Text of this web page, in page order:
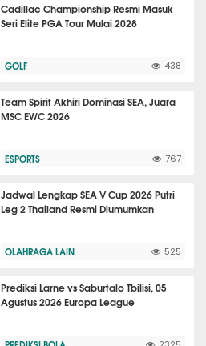
Cadillac Championship Resmi Masuk
Seri Elite PGA Tour Mulai 2028
GOLF 438
Team Spirit Akhiri Dominasi SEA, Juara
MSC EWC 2026
ESPORTS 767
Jadwal Lengkap SEA V Cup 2026 Putri
Leg 2 Thailand Resmi Diumumkan
OLAHRAGA LAIN 525
Prediksi Larne vs Saburtalo Tbilisi, 05
Agustus 2026 Europa League